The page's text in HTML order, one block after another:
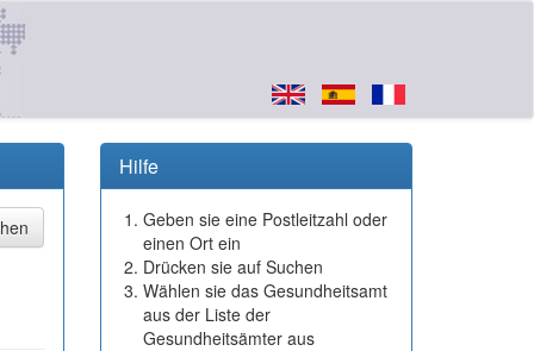
Hilfe
Geben sie eine Postleitzahl oder
einen Ort ein
Drücken sie auf Suchen
Wählen sie das Gesundheitsamt
aus der Liste der
Gesundheitsämter aus